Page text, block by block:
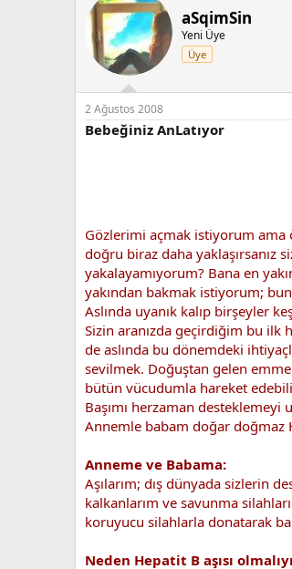
b
u
y
u
a
ş
l
a
l
g
ç
t
a
r
aSqimSin
Yeni Üye
Üye
2 Ağustos 2008
Bebeğiniz AnLatıyor
Gözlerimi açmak istiyorum ama
doğru biraz daha yaklaşırsanız
yakalayamıyorum? Bana en
yakından bakmak istiyorum;
Aslında uyanık kalıp birşeyler
Sizin aranızda geçirdiğim bu ilk
de aslında bu dönemdeki
sevilmek. Doğuştan gelen
bütün vücudumla hareket
Başımı herzaman desteklemeyi
Annemle babam doğar doğmaz
Anneme ve Babama:
Aşılarım; dış dünyada sizlerin
kalkanlarım ve savunma
koruyucu silahlarla donatarak
Neden Hepatit B aşısı